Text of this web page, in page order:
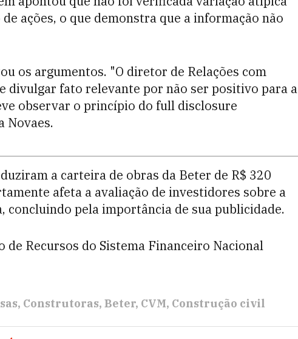
ações, o que demonstra que a informação não
os argumentos. "O diretor de Relações com
divulgar fato relevante por não ser positivo para a
observar o princípio do full disclosure
Novaes.
a carteira de obras da Beter de R$ 320
afeta a avaliação de investidores sobre a
concluindo pela importância de sua publicidade.
de Recursos do Sistema Financeiro Nacional
Construtoras Beter CVM Construção civil